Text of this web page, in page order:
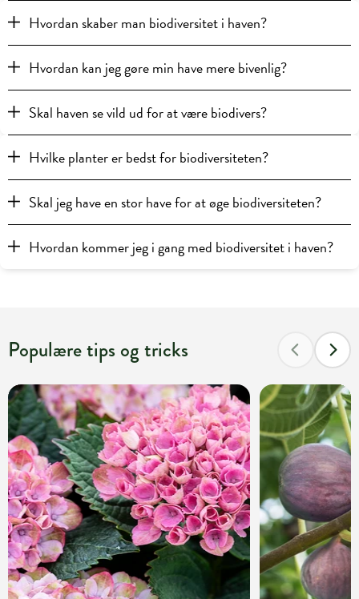
Hvordan skaber man biodiversitet i haven?
Hvordan kan jeg gøre min have mere bivenlig?
Skal haven se vild ud for at være biodivers?
Hvilke planter er bedst for biodiversiteten?
Skal jeg have en stor have for at øge biodiversiteten?
Hvordan kommer jeg i gang med biodiversitet i haven?
Populære tips og tricks